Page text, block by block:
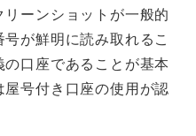
ーンショットが一般的
が鮮明に読み取れるこ
口座であることが基本
号付き口座の使用が認